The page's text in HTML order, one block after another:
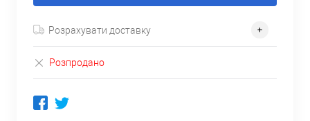
Розрахувати доставку
Розпродано